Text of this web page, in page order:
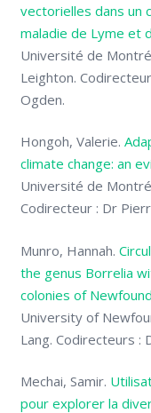
vectorielles dans un
maladie de Lyme et
Université de
Leighton.
Ogden.
Hongoh, Valerie.
climate change: an
Université de
Codirecteur : Dr
Munro, Hannah.
the genus Borrelia
colonies of
University of
Lang. Codirecteurs :
Mechai, Samir.
pour explorer la